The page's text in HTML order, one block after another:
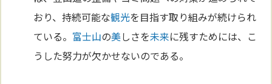
おり、持続可能な観光を目指す取り組みが続けられ
ている。 富士山の美しさを未来に残すためには、こ
うした努力が欠かせないのである。